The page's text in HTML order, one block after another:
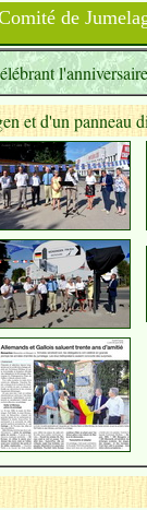
de
et d'un panneau